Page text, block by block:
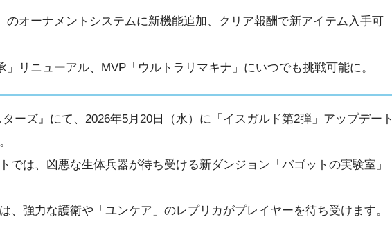
のオーナメントシステムに新機能追加、クリア報酬で新アイテム入手可
」リニューアル、MVP「ウルトラリマキナ」にいつでも挑戦可能に。
ターズ』にて、2026年5月20日（水）に「イスガルド第2弾」アップデート
では、凶悪な生体兵器が待ち受ける新ダンジョン「バゴットの実験室」
、強力な護衛や「ユンケア」のレプリカがプレイヤーを待ち受けます。